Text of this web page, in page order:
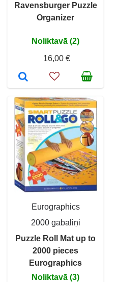
Ravensburger Puzzle
Organizer
Noliktavā (2)
16,00 €
Eurographics
2000 gabaliņi
Puzzle Roll Mat up to
2000 pieces
Eurographics
Noliktavā (3)